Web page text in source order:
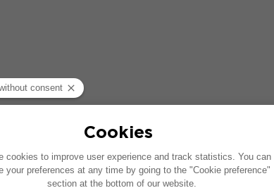
di un impianto audio di serie. Se il tuo
degli elementi indicati nello schema potrebbe